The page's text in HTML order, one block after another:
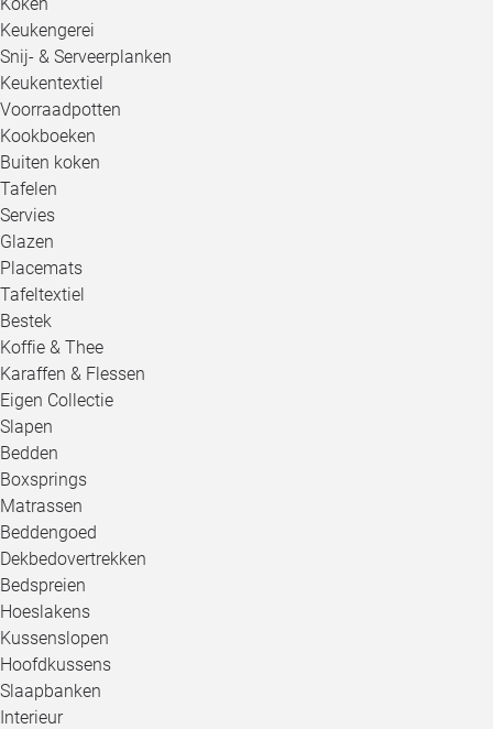
Keukengerei
Snij- & Serveerplanken
Keukentextiel
Voorraadpotten
Kookboeken
Buiten koken
Tafelen
Servies
Glazen
Placemats
Tafeltextiel
Bestek
Koffie & Thee
Karaffen & Flessen
Eigen Collectie
Slapen
Bedden
Boxsprings
Matrassen
Beddengoed
Dekbedovertrekken
Bedspreien
Hoeslakens
Kussenslopen
Hoofdkussens
Slaapbanken
Interieur